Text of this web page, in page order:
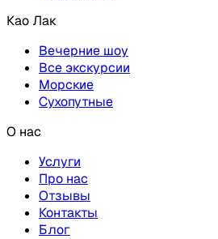
Као Лак
Вечерние шоу
Все экскурсии
Морские
Сухопутные
О нас
Услуги
Про нас
Отзывы
Контакты
Блог